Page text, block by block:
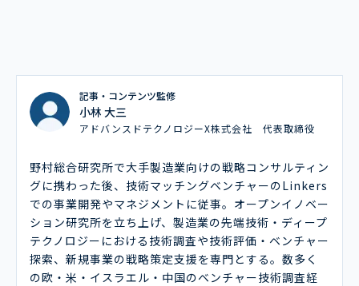
記事・コンテンツ監修
小林 大三
アドバンスドテクノロジーX株式会社 代表取締役
野村総合研究所で大手製造業向けの戦略コンサルティン
グに携わった後、技術マッチングベンチャーのLinkers
での事業開発やマネジメントに従事。オープンイノベー
ション研究所を立ち上げ、製造業の先端技術・ディープ
テクノロジーにおける技術調査や技術評価・ベンチャー
探索、新規事業の戦略策定支援を専門とする。数多く
の欧・米・イスラエル・中国のベンチャー技術調査経